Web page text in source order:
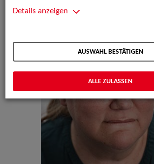
Details anzeigen
AUSWAHL BESTÄTIGEN
ALLE ZULASSEN